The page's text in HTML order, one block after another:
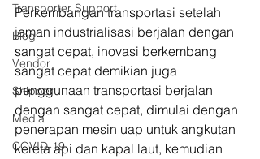
Transporter Support
Blog
Vendor
Shipper
Media
COVID-19
Perkembangan transportasi setelah
jaman industrialisasi berjalan dengan
sangat cepat, inovasi berkembang
sangat cepat demikian juga
penggunaan transportasi berjalan
dengan sangat cepat, dimulai dengan
penerapan mesin uap untuk angkutan
kereta api dan kapal laut, kemudian